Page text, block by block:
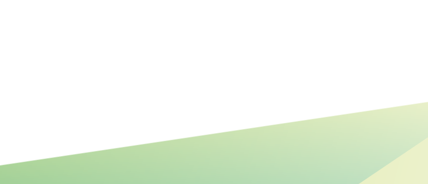
Auenlandschaften für mehr
Biodiversität, Klimaanpassung